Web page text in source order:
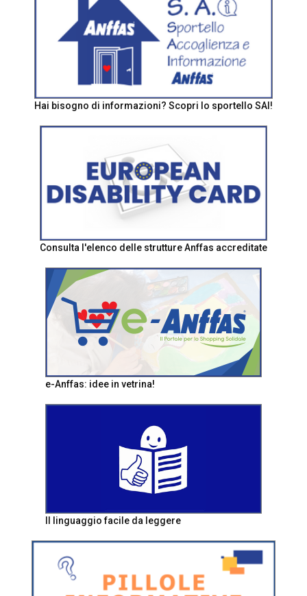
Hai bisogno di informazioni? Scopri lo sportello SAI!
Consulta l'elenco delle strutture Anffas accreditate
e-Anffas: idee in vetrina!
Il linguaggio facile da leggere